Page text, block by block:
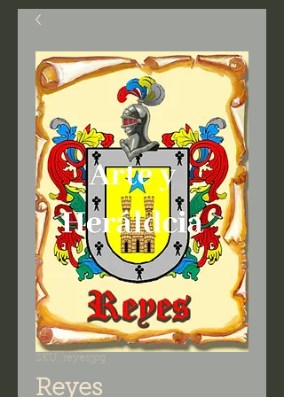
SKU: reyesjpg
Reyes